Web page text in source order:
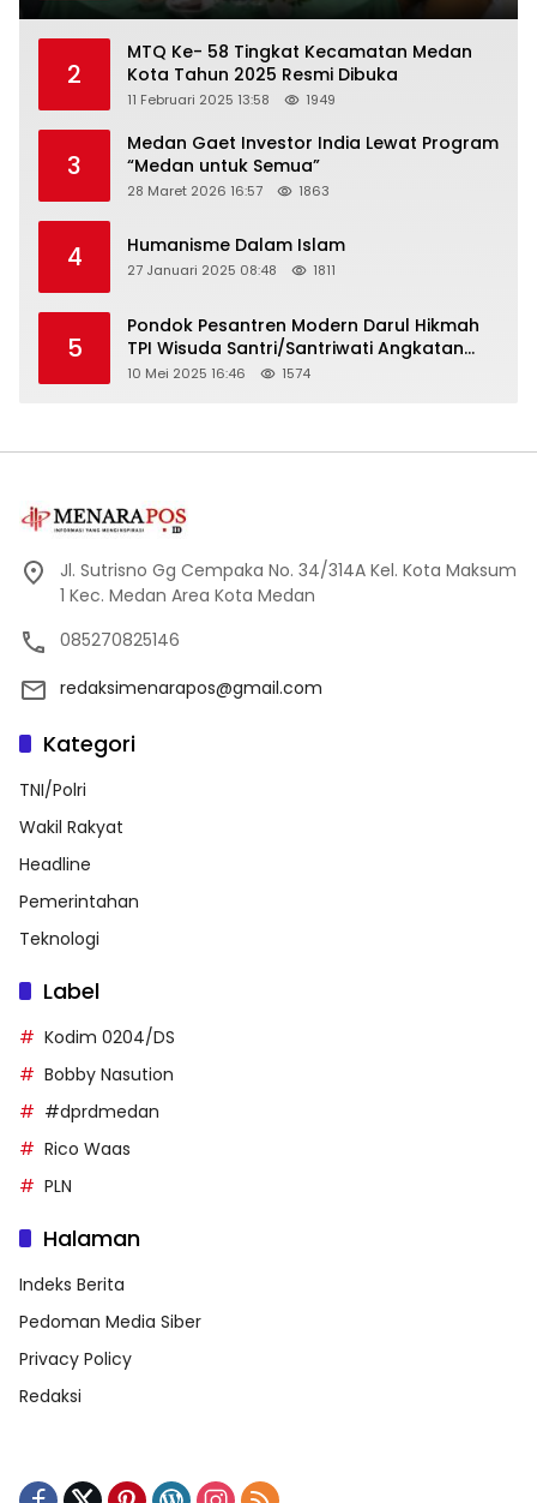
2
MTQ Ke- 58 Tingkat Kecamatan Medan
Kota Tahun 2025 Resmi Dibuka
11 Februari 2025 13:58 1949
3
Medan Gaet Investor India Lewat Program
“Medan untuk Semua”
28 Maret 2026 16:57 1863
4 Humanisme Dalam Islam
27 Januari 2025 08:48 1811
5
Pondok Pesantren Modern Darul Hikmah
TPI Wisuda Santri/Santriwati Angkatan
XXXIII
10 Mei 2025 16:46 1574
Jl. Sutrisno Gg Cempaka No. 34/314A Kel. Kota Maksum
1 Kec. Medan Area Kota Medan
085270825146
redaksimenarapos@gmail.com
Kategori
TNI/Polri
Wakil Rakyat
Headline
Pemerintahan
Teknologi
Label
Kodim 0204/DS
Bobby Nasution
#dprdmedan
Rico Waas
PLN
Halaman
Indeks Berita
Pedoman Media Siber
Privacy Policy
Redaksi